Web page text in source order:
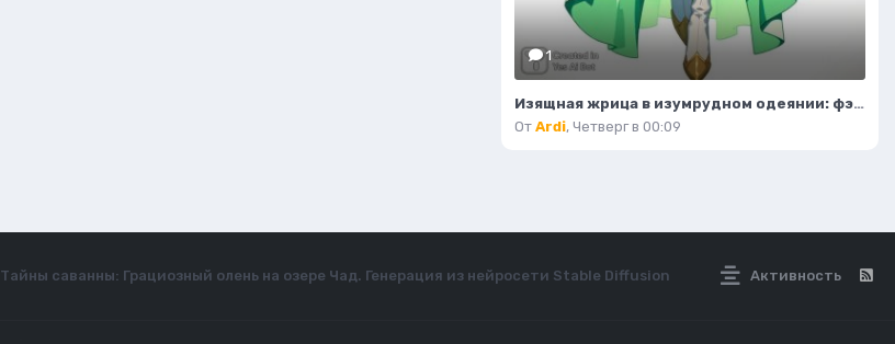
1
Изящная жрица в изумрудном одеянии: фэнтезийный портрет. Картинка из нейронной сети Flux.1
От Ardi, Четверг в 00:09
Активность
Тайны саванны: Грациозный олень на озере Чад. Генерация из нейросети Stable Diffusion